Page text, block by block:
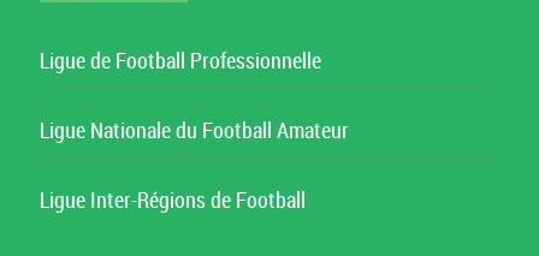
Ligue de Football Professionnelle
Ligue Nationale du Football Amateur
Ligue Inter-Régions de Football